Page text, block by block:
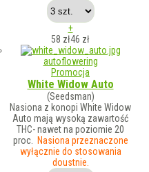
+
58 zł46 zł
autoflowering
Promocja
White Widow Auto
(Seedsman)
Nasiona z konopi White Widow
Auto mają wysoką zawartość
THC- nawet na poziomie 20
proc.
Nasiona przeznaczone
wyłącznie do stosowania
doustnie.